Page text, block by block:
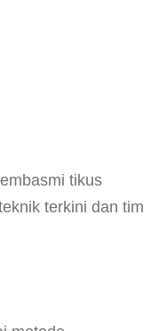
tikus
terkini dan tim